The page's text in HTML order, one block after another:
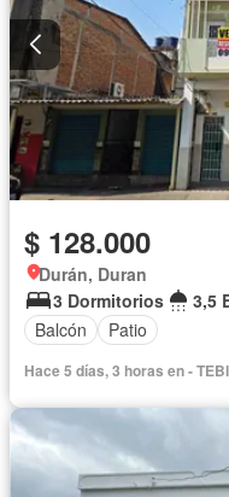
$ 128.000
Durán, Duran
3 Dormitorios
3,5
Balcón
Patio
Hace 5 días, 3 horas en -